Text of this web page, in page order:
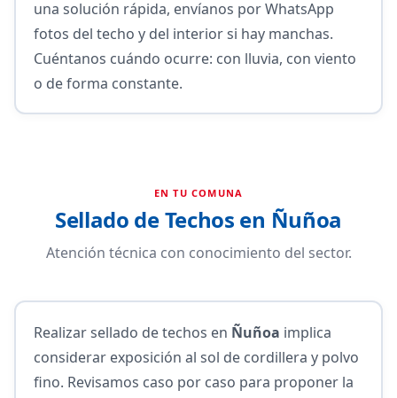
una solución rápida, envíanos por WhatsApp
fotos del techo y del interior si hay manchas.
Cuéntanos cuándo ocurre: con lluvia, con viento
o de forma constante.
EN TU COMUNA
Sellado de Techos en Ñuñoa
Atención técnica con conocimiento del sector.
Realizar sellado de techos en Ñuñoa implica
considerar exposición al sol de cordillera y polvo
fino. Revisamos caso por caso para proponer la